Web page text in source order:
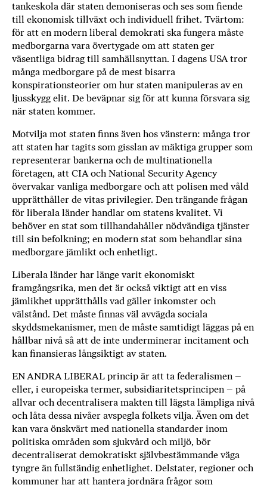
tankeskola där staten demoniseras och ses som fiende
till ekonomisk tillväxt och individuell frihet. Tvärtom:
för att en modern liberal demokrati ska fungera måste
medborgarna vara övertygade om att staten ger
väsentliga bidrag till samhällsnyttan. I dagens USA tror
många medborgare på de mest bisarra
konspirationsteorier om hur staten manipuleras av en
ljusskygg elit. De beväpnar sig för att kunna försvara sig
när staten kommer.
Motvilja mot staten finns även hos vänstern: många tror
att staten har tagits som gisslan av mäktiga grupper som
representerar bankerna och de multinationella
företagen, att CIA och National Security Agency
övervakar vanliga medborgare och att polisen med våld
upprätthåller de vitas privilegier. Den trängande frågan
för liberala länder handlar om statens kvalitet. Vi
behöver en stat som tillhandahåller nödvändiga tjänster
till sin befolkning; en modern stat som behandlar sina
medborgare jämlikt och enhetligt.
Liberala länder har länge varit ekonomiskt
framgångsrika, men det är också viktigt att en viss
jämlikhet upprätthålls vad gäller inkomster och
välstånd. Det måste finnas väl avvägda sociala
skyddsmekanismer, men de måste samtidigt läggas på en
hållbar nivå så att de inte underminerar incitament och
kan finansieras långsiktigt av staten.
EN ANDRA LIBERAL princip är att ta federalismen –
eller, i europeiska termer, subsidiaritetsprincipen – på
allvar och decentralisera makten till lägsta lämpliga nivå
och låta dessa nivåer avspegla folkets vilja. Även om det
kan vara önskvärt med nationella standarder inom
politiska områden som sjukvård och miljö, bör
decentraliserat demokratiskt självbestämmande väga
tyngre än fullständig enhetlighet. Delstater, regioner och
kommuner har att hantera jordnära frågor som